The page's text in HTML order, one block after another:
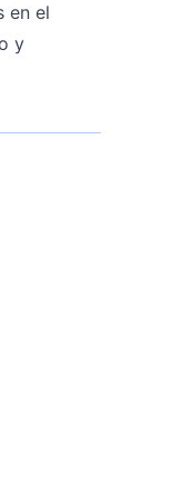
en el
y